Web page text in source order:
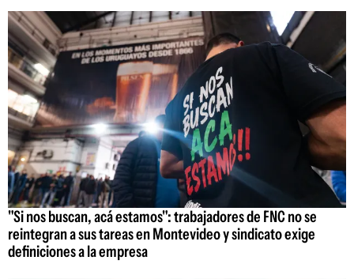
"Si nos buscan, acá estamos": trabajadores de FNC no se
reintegran a sus tareas en Montevideo y sindicato exige
definiciones a la empresa